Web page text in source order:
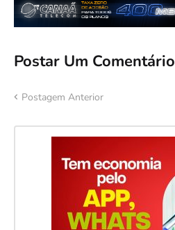
Postar Um Comentário
Postagem Anterior